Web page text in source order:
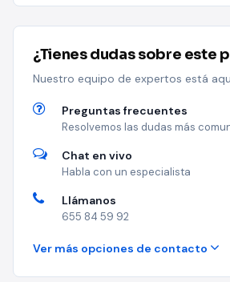
¿Tienes dudas sobre este
Nuestro equipo de expertos está
Preguntas frecuentes
Resolvemos las dudas más
Chat en vivo
Habla con un especialista
Llámanos
655 84 59 92
Ver más opciones de contacto